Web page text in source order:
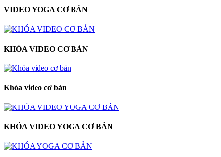
VIDEO YOGA CƠ BẢN
KHÓA VIDEO CƠ BẢN
Khóa video cơ bản
KHÓA VIDEO YOGA CƠ BẢN